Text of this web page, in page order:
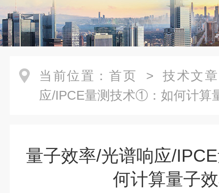
当前位置： 首页 > 技术文章
应/IPCE量测技术①：如何计算
量子效率/光谱响应/
何计算量子